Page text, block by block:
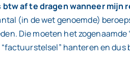
btw af te dragen wanneer mijn
(in de wet genoemde)
Die moeten het
hanteren en